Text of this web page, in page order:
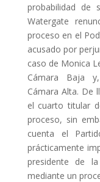
probabilidad de
Watergate
proceso en el
acusado por
caso de Monica
Cámara Baja
Cámara Alta. De
el cuarto titular
proceso, sin
cuenta el
prácticamente
presidente de
mediante un